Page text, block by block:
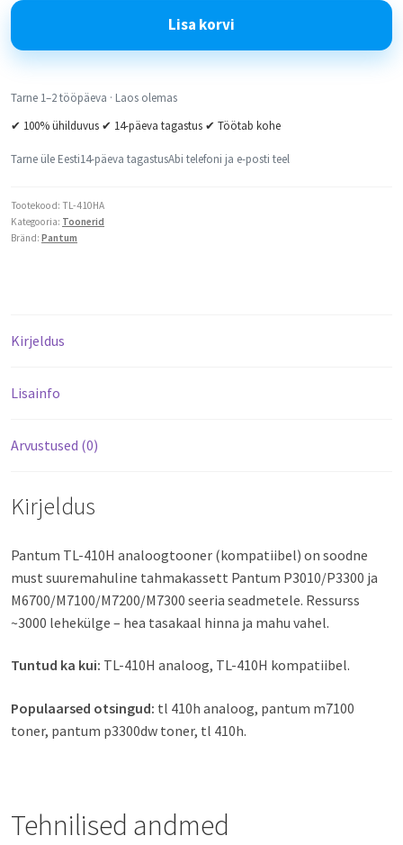
Lisa korvi
Tarne 1–2 tööpäeva · Laos olemas
✔ 100% ühilduvus ✔ 14-päeva tagastus ✔ Töötab kohe
Tarne üle Eesti14-päeva tagastusAbi telefoni ja e-posti teel
Tootekood: TL-410HA
Kategooria: Toonerid
Bränd: Pantum
Kirjeldus
Lisainfo
Arvustused (0)
Kirjeldus
Pantum TL-410H analoogtooner (kompatiibel) on soodne
must suuremahuline tahmakassett Pantum P3010/P3300 ja
M6700/M7100/M7200/M7300 seeria seadmetele. Ressurss
~3000 lehekülge – hea tasakaal hinna ja mahu vahel.
Tuntud ka kui: TL-410H analoog, TL-410H kompatiibel.
Populaarsed otsingud: tl 410h analoog, pantum m7100
toner, pantum p3300dw toner, tl 410h.
Tehnilised andmed